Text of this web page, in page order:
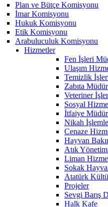
Plan ve Bütçe Komisyonu
İmar Komisyonu
Hukuk Komisyonu
Etik Komisyonu
Arabuluculuk Komisyonu
Hizmetler
Fen İşleri
Ulaşım
Temizlik
Zabıta
Veteriner
Sosyal
İtfaiye
Nikah
Cenaze
Hayvan
Atık
Liman
Sokak
Atatürk
Projeler
Sevgi Barış
Halk Kafe